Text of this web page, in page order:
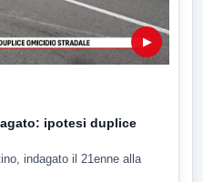
▶
ipotesi duplice
indagato il 21enne alla